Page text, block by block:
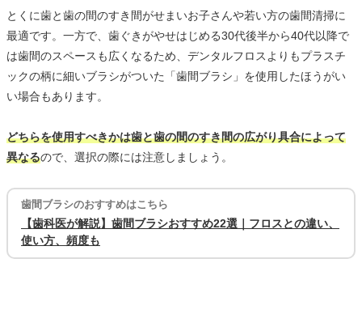
とくに歯と歯の間のすき間がせまいお子さんや若い方の歯間清掃に
最適です。一方で、歯ぐきがやせはじめる30代後半から40代以降で
は歯間のスペースも広くなるため、デンタルフロスよりもプラスチ
ックの柄に細いブラシがついた「歯間ブラシ」を使用したほうがい
い場合もあります。
どちらを使用すべきかは歯と歯の間のすき間の広がり具合によって
異なるので、選択の際には注意しましょう。
歯間ブラシのおすすめはこちら
【歯科医が解説】歯間ブラシおすすめ22選｜フロスとの違い、
使い方、頻度も